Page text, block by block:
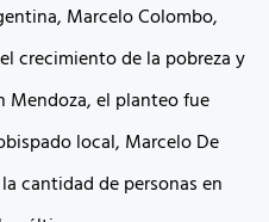
Marcelo Colombo,
crecimiento de la pobreza y
Mendoza, el planteo fue
local, Marcelo De
cantidad de personas en